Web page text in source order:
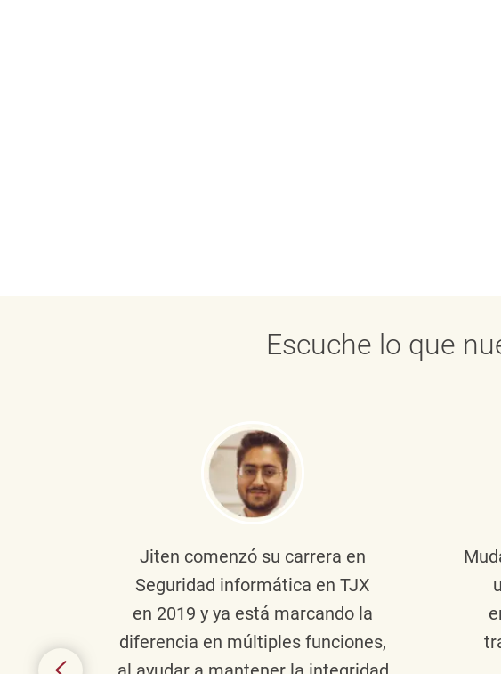
Escuche lo que
Jiten comenzó su carrera en
Seguridad informática en TJX
en 2019 y ya está marcando la
diferencia en múltiples funciones,